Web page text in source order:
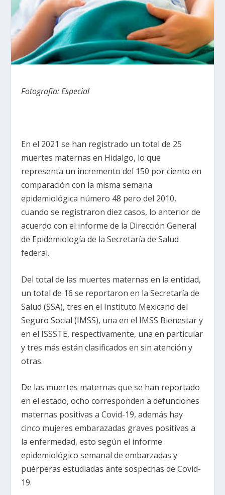
Fotografía: Especial
En el 2021 se han registrado un total de 25
muertes maternas en Hidalgo, lo que
representa un incremento del 150 por ciento en
comparación con la misma semana
epidemiológica número 48 pero del 2010,
cuando se registraron diez casos, lo anterior de
acuerdo con el informe de la Dirección General
de Epidemiología de la Secretaría de Salud
federal.
Del total de las muertes maternas en la entidad,
un total de 16 se reportaron en la Secretaría de
Salud (SSA), tres en el Instituto Mexicano del
Seguro Social (IMSS), una en el IMSS Bienestar y
en el ISSSTE, respectivamente, una en particular
y tres más están clasificados en sin atención y
otras.
De las muertes maternas que se han reportado
en el estado, ocho corresponden a defunciones
maternas positivas a Covid-19, además hay
cinco mujeres embarazadas graves positivas a
la enfermedad, esto según el informe
epidemiológico semanal de embarzadas y
puérperas estudiadas ante sospechas de Covid-
19.